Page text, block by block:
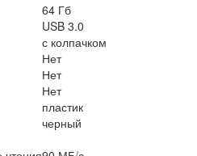
64 Гб
USB 3.0
с колпачком
Нет
Нет
Нет
пластик
черный